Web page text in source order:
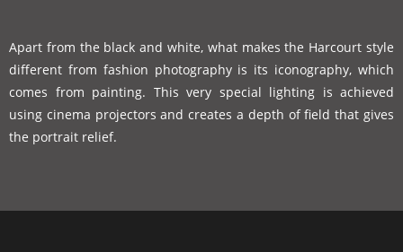
Apart from the black and white, what makes the Harcourt style
different from fashion photography is its iconography, which
comes from painting. This very special lighting is achieved
using cinema projectors and creates a depth of field that gives
the portrait relief.